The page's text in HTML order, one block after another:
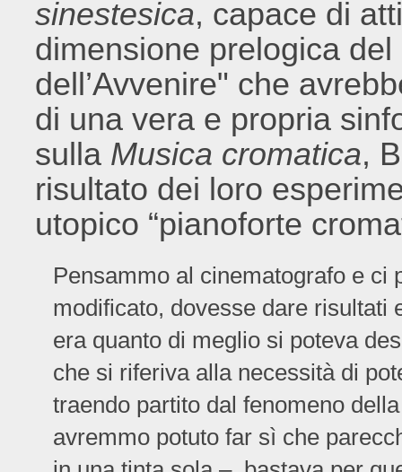
sinestesica, capace di
dimensione prelogica del
dell’Avvenire" che
di una vera e propria
sulla Musica cromatica,
risultato dei loro
utopico “pianoforte
Pensammo al cinematografo e ci
modificato, dovesse dare risultati
era quanto di meglio si poteva
che si riferiva alla necessità di
traendo partito dal fenomeno
avremmo potuto far sì che